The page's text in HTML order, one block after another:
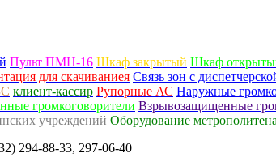
Пульт ПМН-16 Шкаф закрытый Шкаф
для скачиваниея Связь зон с
клиент-кассир Рупорные АС Наружные
громкоговорители Взрывозащищенные
учреждений Оборудование метрополитена
294-88-33, 297-06-40